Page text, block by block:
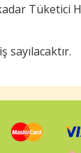
Tüketici